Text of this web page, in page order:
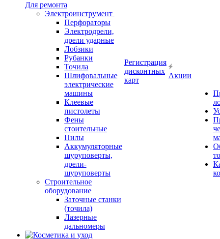
Для ремонта
Электроинструмент
Перфораторы
Электродрели,
дрели ударные
Лобзики
Рубанки
Точила
Шлифовальные
электрические
машины
Клеевые
пистолеты
Фены
стоительные
Пилы
Аккумуляторные
шуруповерты,
дрели-
шуруповерты
Строительное
оборудование
Заточные станки
(точила)
Лазерные
дальномеры
Регистрация
дисконтных
карт
Акции